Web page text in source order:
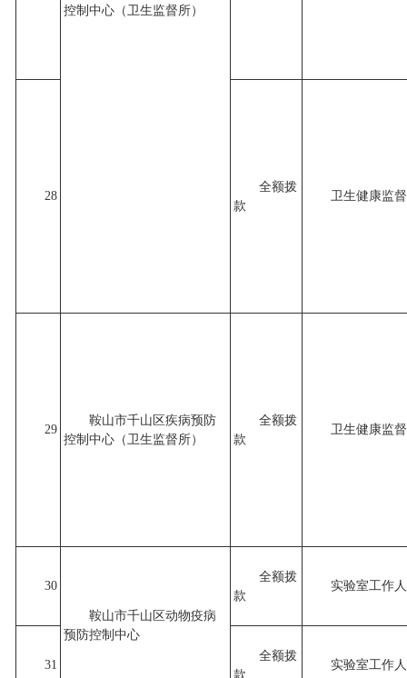
控制中心（卫生监督所）
28
全额拨
款
卫生健康监督
29
鞍山市千山区疾病预防
控制中心（卫生监督所）
全额拨
款
卫生健康监督
30
鞍山市千山区动物疫病
预防控制中心
全额拨
款
实验室工作
31
全额拨
款
实验室工作